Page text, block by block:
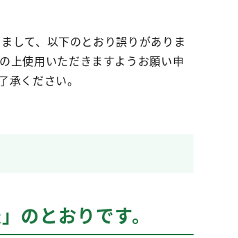
して、以下のとおり誤りがありま
上使用いただきますようお願い申
ください。
のとおりです。